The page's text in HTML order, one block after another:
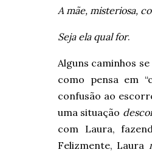
A mãe, misteriosa,
Seja ela qual for.
Alguns caminhos
como pensa em
confusão ao
uma situação
com Laura,
Felizmente, Laura